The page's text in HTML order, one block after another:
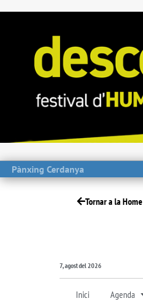
Pànxing Cerdanya
Tornar a la Home
7, agost del 2026
Inici Agenda